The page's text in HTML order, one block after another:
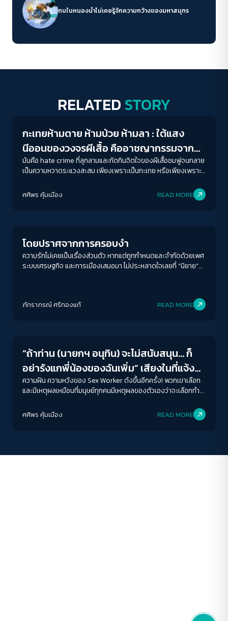
กบในหนองน้ำไม่เคยรู้จักความกว้างของมหาสมุทร
RELATED STORY
Gender & Sexuality
กะเทยห้ามตาย ห้ามป่วย ห้ามลา : ใต้แสง
นีออนของวงจรผีเสื้อ คืออาชญากรรมจาก
ความเกลียดชัง Sex Worker
มันคือ hate crime ที่ลุกลามและกัดกินจิตใจของผีเสื้อชมพู่จนกลาย
เป็นความหวาดระแวงสะสม เพียงเพราะเป็นกะเทย หรือเพียงเพราะ
ศศิพร คุ้มเมือง READ MORE
โดยปราศจากการครอบงำ
ความรักไม่เคยเป็นเรื่องส่วนตัว หากแต่ถูกกำหนดและจำกัดด้วยเพศ
ระบบเศรษฐกิจ และการเมืองเสมอมา ไม่ประหลาดใจเลยที่ “นิยาย”
ภัทราภรณ์ ศรีทองแท้ READ MORE
“ถ้าท่าน (นายกฯ อนุทิน) จะไม่สนับสนุน… ก็
อย่ารังแกพี่น้องของฉันเพิ่ม” เสียงในที่แจ้ง
ของ Sex Worker
ความฝัน ความหวังของ Sex Worker ดังขึ้นอีกครั้ง! พวกเขาเลือก
และมีเหตุผลเหมือนที่มนุษย์ทุกคนมีเหตุผลของตัวเองว่าจะเลือกทำ
ศศิพร คุ้มเมือง READ MORE
ระยะห่างข้อความ
ปกติ มาก มากที่สุด
Deutan Tritan